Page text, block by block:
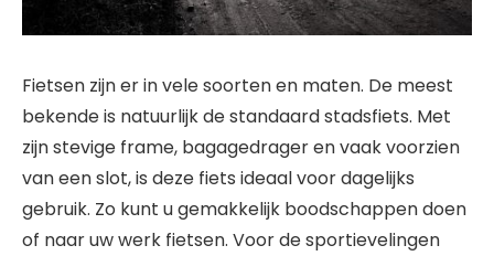
Fietsen zijn er in vele soorten en maten. De meest
bekende is natuurlijk de standaard stadsfiets. Met
zijn stevige frame, bagagedrager en vaak voorzien
van een slot, is deze fiets ideaal voor dagelijks
gebruik. Zo kunt u gemakkelijk boodschappen doen
of naar uw werk fietsen. Voor de sportievelingen